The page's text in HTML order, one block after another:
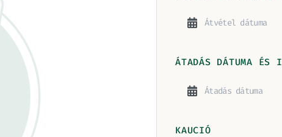
ÁTADÁS DÁTUMA ÉS
KAUCIÓ